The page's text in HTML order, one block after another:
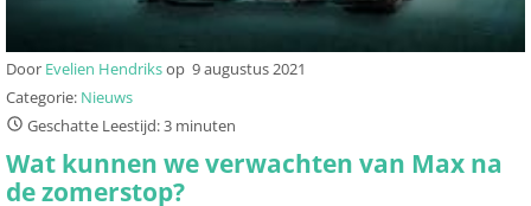
Door Evelien Hendriksop 9 augustus 2021
Categorie: Nieuws
Geschatte Leestijd: 3 minuten
Wat kunnen we verwachten van Max na
de zomerstop?